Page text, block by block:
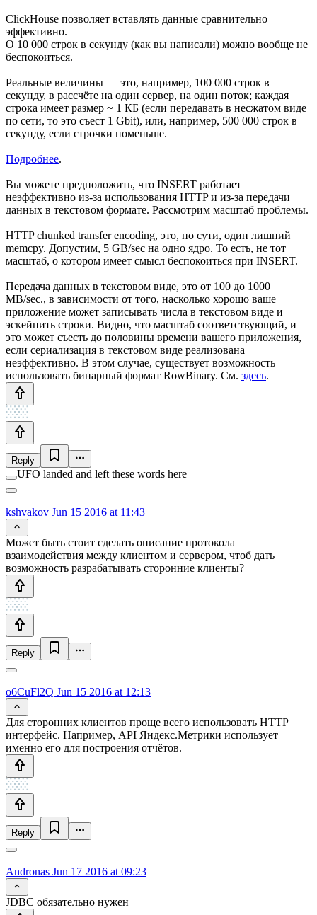
ClickHouse позволяет вставлять данные сравнительно
эффективно.
О 10 000 строк в секунду (как вы написали) можно вообще не
беспокоиться.
Реальные величины — это, например, 100 000 строк в
секунду, в рассчёте на один сервер, на один поток; каждая
строка имеет размер ~ 1 КБ (если передавать в несжатом виде
по сети, то это съест 1 Gbit), или, например, 500 000 строк в
секунду, если строчки поменьше.
Подробнее.
Вы можете предположить, что INSERT работает
неэффективно из-за использования HTTP и из-за передачи
данных в текстовом формате. Рассмотрим масштаб проблемы.
HTTP chunked transfer encoding, это, по сути, один лишний
memcpy. Допустим, 5 GB/sec на одно ядро. То есть, не тот
масштаб, о котором имеет смысл беспокоиться при INSERT.
Передача данных в текстовом виде, это от 100 до 1000
MB/sec., в зависимости от того, насколько хорошо ваше
приложение может записывать числа в текстовом виде и
эскейпить строки. Видно, что масштаб соответствующий, и
это может съесть до половины времени вашего приложения,
если сериализация в текстовом виде реализована
неэффективно. В этом случае, существует возможность
использовать бинарный формат RowBinary. См. здесь.
Reply
UFO landed and left these words here
kshvakov Jun 15 2016 at 11:43
Может быть стоит сделать описание протокола
взаимодействия между клиентом и сервером, чтоб дать
возможность разрабатывать сторонние клиенты?
Reply
o6CuFl2Q Jun 15 2016 at 12:13
Для сторонних клиентов проще всего использовать HTTP
интерфейс. Например, API Яндекс.Метрики использует
именно его для построения отчётов.
Reply
Andronas Jun 17 2016 at 09:23
JDBC обязательно нужен